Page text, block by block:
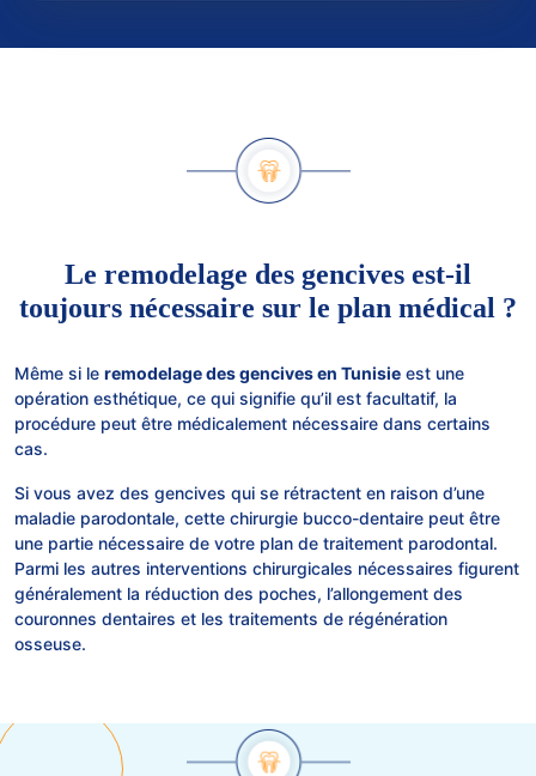
Le remodelage des gencives est-il
toujours nécessaire sur le plan médical ?
Même si le remodelage des gencives en Tunisie est une
opération esthétique, ce qui signifie qu’il est facultatif, la
procédure peut être médicalement nécessaire dans certains
cas.
Si vous avez des gencives qui se rétractent en raison d’une
maladie parodontale, cette chirurgie bucco-dentaire peut être
une partie nécessaire de votre plan de traitement parodontal.
Parmi les autres interventions chirurgicales nécessaires figurent
généralement la réduction des poches, l’allongement des
couronnes dentaires et les traitements de régénération
osseuse.